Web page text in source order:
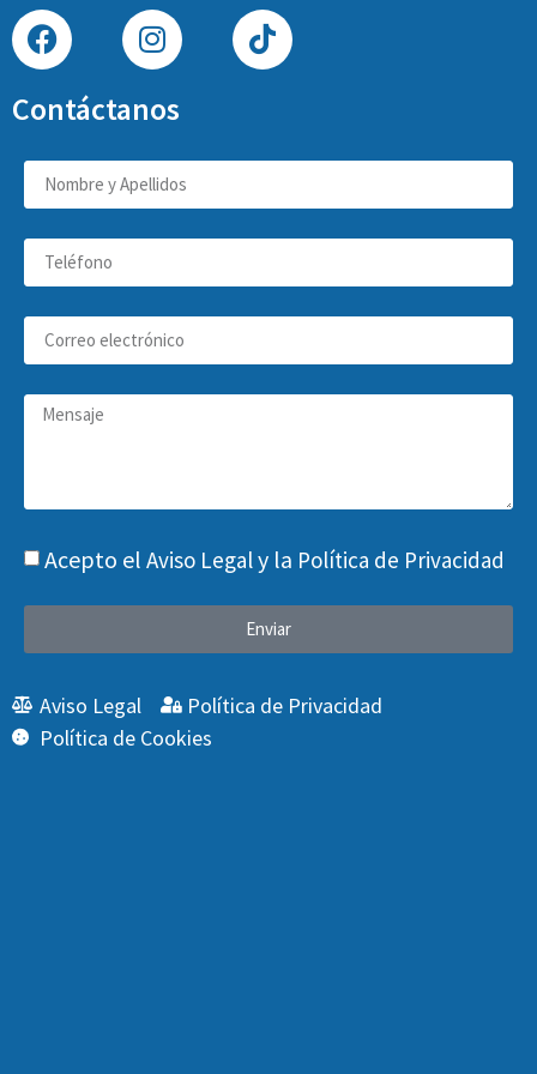
Contáctanos
Acepto el Aviso Legaly la Política de Privacidad
Enviar
Aviso Legal
Política de Privacidad
Política de Cookies